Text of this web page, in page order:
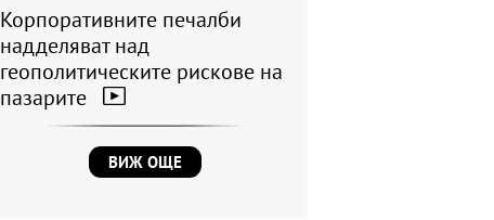
Корпоративните печалби
надделяват над
геополитическите рискове на
пазарите
ВИЖ ОЩЕ